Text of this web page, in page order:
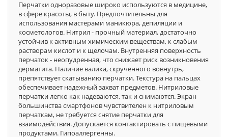
Перчатки одноразовые широко используются в медицине,
в сфере красоты, в быту. Предпочтительны для
использования мастерами маникюра, депиляции и
косметологов. Нитрил - прочный материал, достаточно
устойчив к активным химическим веществам, к слабым
растворам кислот и к щелочам. Внутренняя поверхность
перчаток - неопудренная, что снижает риск возникновения
дерматита. Наличие валика, скрученного вовнутрь,
препятствует скатыванию перчатки. Текстура на пальцах
обеспечивает надежный захват предметов. Нитриловые
перчатки легко как надеваются, так и снимаются. Экран
большинства смартфонов чувствителен к нитриловым
перчаткам, не требуется снятие перчатки для
взаимодействия. Допускается контактировать с пищевыми
продуктами. Гипоаллергенны.